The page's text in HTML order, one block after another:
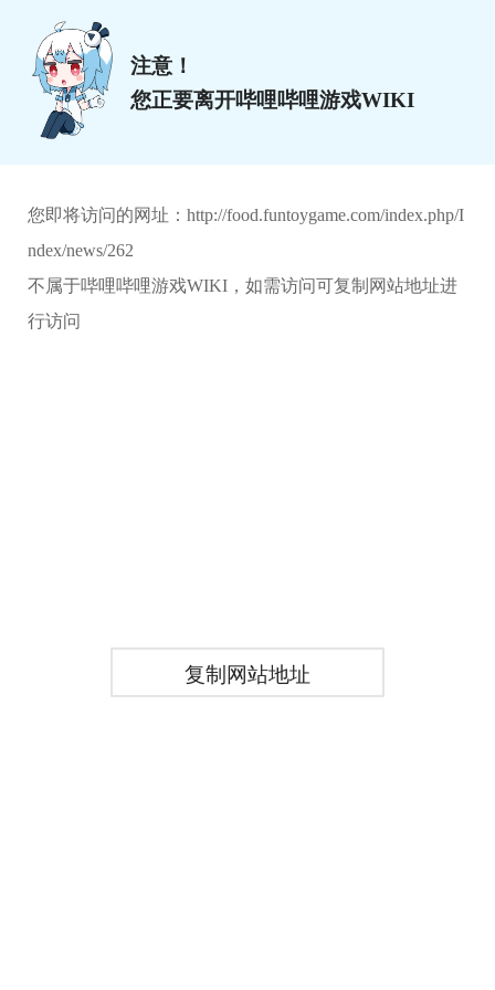
注意！
您正要离开哔哩哔哩游戏WIKI
您即将访问的网址： http://food.funtoygame.com/index.php/I
ndex/news/262
不属于哔哩哔哩游戏WIKI，如需访问可复制网站地址进
行访问
复制网站地址